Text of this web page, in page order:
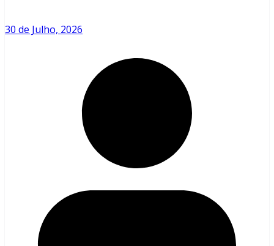
30 de Julho, 2026